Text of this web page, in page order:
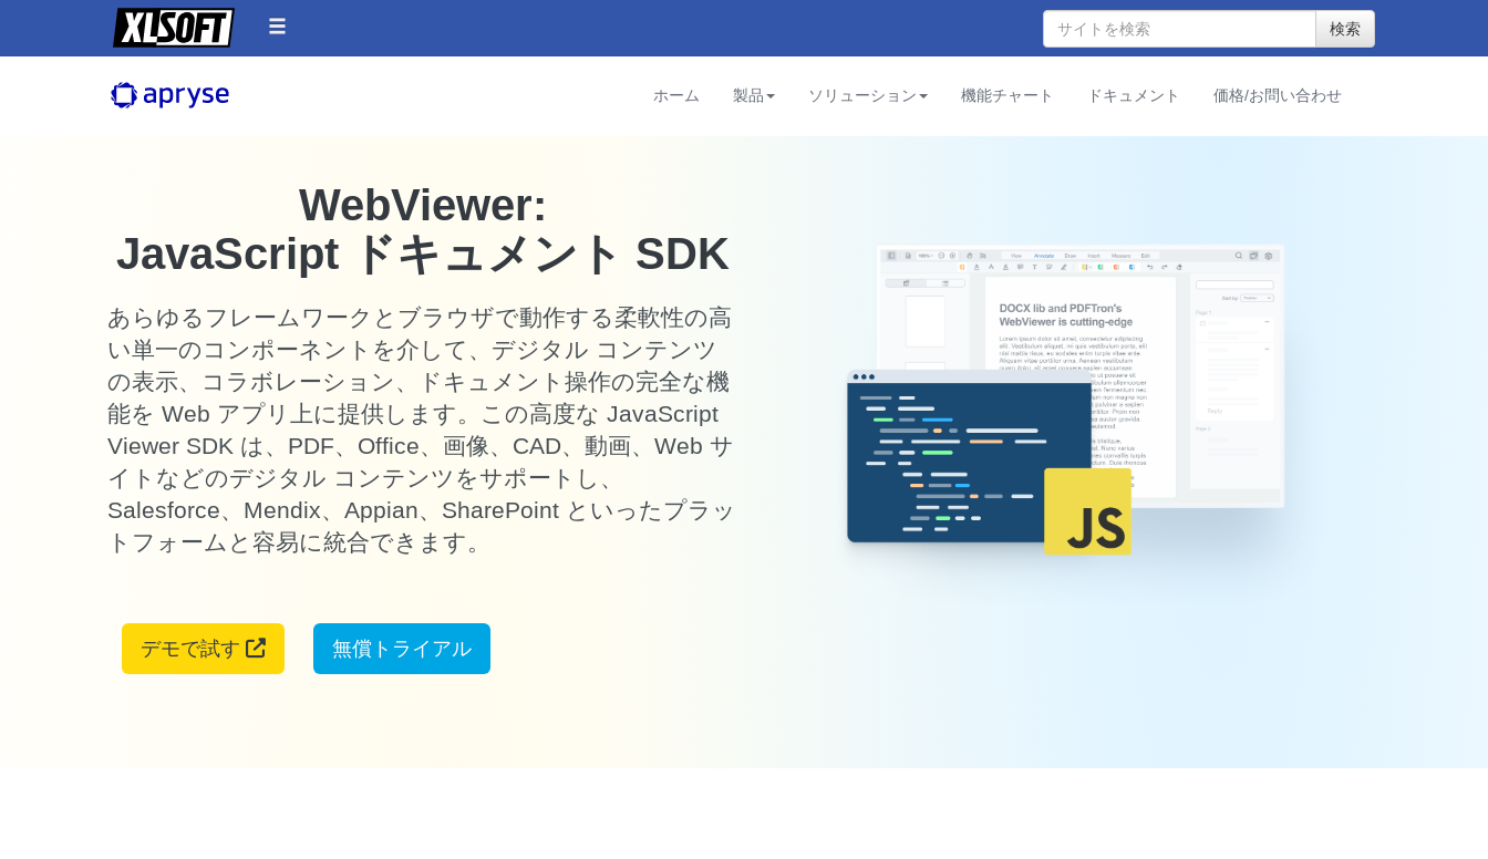
検索
ホーム 製品 ソリューション 機能チャート ドキュメント 価格/お問い合わせ
WebViewer:
JavaScript ドキュメント SDK
あらゆるフレームワークとブラウザで動作する柔軟性の高
い単一のコンポーネントを介して、デジタル コンテンツ
の表示、コラボレーション、ドキュメント操作の完全な機
能を Web アプリ上に提供します。この高度な JavaScript
Viewer SDK は、PDF、Office、画像、CAD、動画、Web サ
イトなどのデジタル コンテンツをサポートし、
Salesforce、Mendix、Appian、SharePoint といったプラッ
トフォームと容易に統合できます。
デモで試す 無償トライアル